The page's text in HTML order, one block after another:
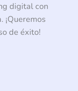
digital con
¡Queremos
de éxito!